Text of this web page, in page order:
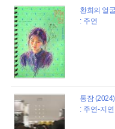
환희의 얼
: 주연
통잠 (2024)
: 주연-지연